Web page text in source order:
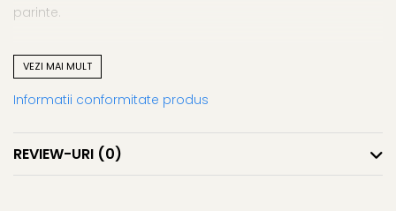
parinte.
Usor de pus si de dat jos
Cataramele magnetice de pe baretele de prindere va
ajuta sa instalati rapid sistemul ergonomic si sa il ajustati
va fi mai placuta ca niciodata!
VEZI MAI MULT
Informatii conformitate produs
REVIEW-URI (0)